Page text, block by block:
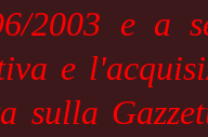
2003 e a
e
sulla